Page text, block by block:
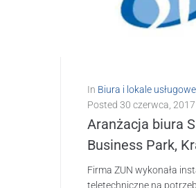
In Biura i lokale usługowe
Posted 30 czerwca, 2017
Aranżacja biura
Business Park,
Firma ZUN wykonała
teletechniczne na